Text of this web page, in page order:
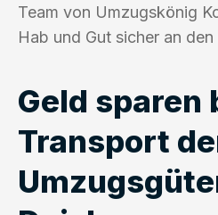
Team von Umzugskönig
Hab und Gut sicher an
Geld sparen
Transport